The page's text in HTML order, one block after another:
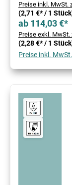
Preise inkl. MwSt.
(2,71 €* / 1
ab 114,03 €*
Preise exkl.
(2,28 €* / 1
Preise inkl.